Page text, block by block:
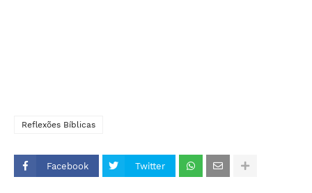
Reflexões Bíblicas
Facebook Twitter